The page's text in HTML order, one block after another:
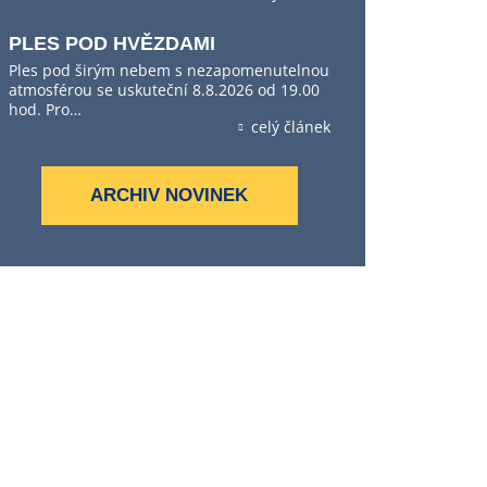
PLES POD HVĚZDAMI
Ples pod širým nebem s nezapomenutelnou
atmosférou se uskuteční 8.8.2026 od 19.00
hod. Pro…
celý článek
ARCHIV NOVINEK